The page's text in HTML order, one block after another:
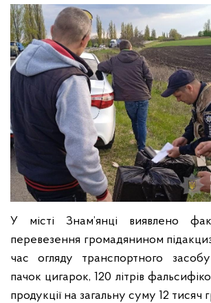
У місті Знам’янці виявлено
перевезення громадянином
час огляду транспортного
пачок цигарок, 120 літрів
продукції на загальну суму 12 тисяч